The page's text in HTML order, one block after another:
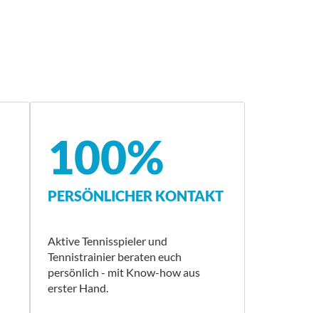
100%
PERSÖNLICHER KONTAKT
Aktive Tennisspieler und
Tennistrainier beraten euch
persönlich - mit Know-how aus
erster Hand.